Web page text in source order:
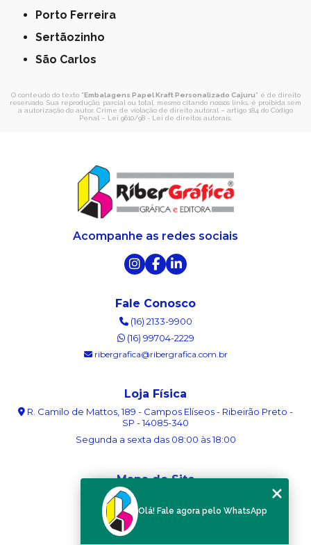
Porto Ferreira
Sertãozinho
São Carlos
O conteúdo do texto "Embalagens Papel Kraft Personalizado Cajuru" é de direito
reservado. Sua reprodução, parcial ou total, mesmo citando nossos links, é proibida sem
a autorização do autor. Crime de violação de direito autoral – artigo 184 do Código
Penal – Lei 9610/98 - Lei de direitos autorais
Acompanhe as redes sociais
Fale Conosco
(16) 2133-9900
(16) 99704-2229
ribergrafica@ribergrafica.com.br
Loja Física
R. Camilo de Mattos, 189 - Campos Elíseos - Ribeirão Preto -
SP - 14085-340
Segunda a sexta das 08:00 às 18:00
Mapa do Site
Sobre nós
Olá! Fale agora pelo WhatsApp